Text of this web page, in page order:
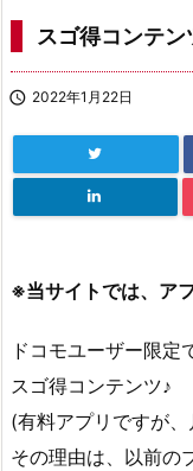
スゴ得コンテ
 2022年1月22日
※当サイトでは、ア
ドコモユーザー限定
スゴ得コンテンツ♪
(有料アプリですが、
その理由は、以前の